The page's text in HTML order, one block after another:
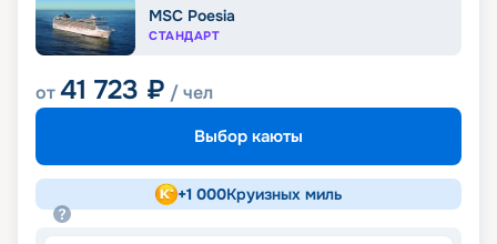
MSC Poesia
СТАНДАРТ
от41 723 ₽ / чел
Выбор каюты
+1 000Круизных миль